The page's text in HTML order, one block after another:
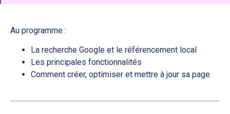
Au programme :
La recherche Google et le référencement local
Les principales fonctionnalités
Comment créer, optimiser et mettre à jour sa page